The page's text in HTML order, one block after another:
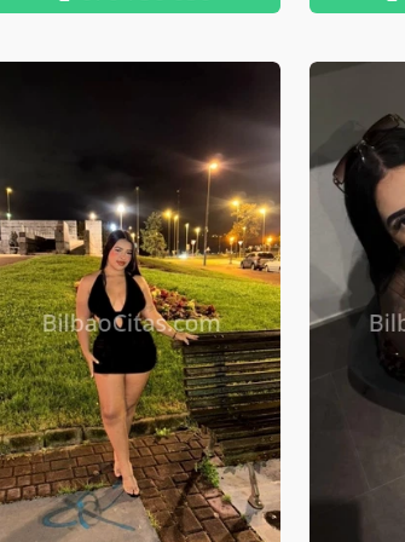
están buenísimos y así
ideas.
disfruto
dudes